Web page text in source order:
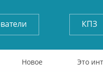
КПЗ
Новое Это